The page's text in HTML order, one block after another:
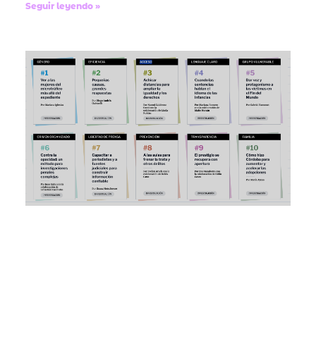
Seguir leyendo »